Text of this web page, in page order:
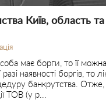
Київ, область та
має борги, то її можна
наявності боргів, то
банкрутства.
ТОВ (у р...